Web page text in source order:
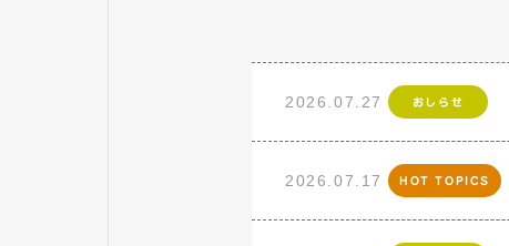
2026.07.27 おしらせ
2026.07.17 HOT TOPICS